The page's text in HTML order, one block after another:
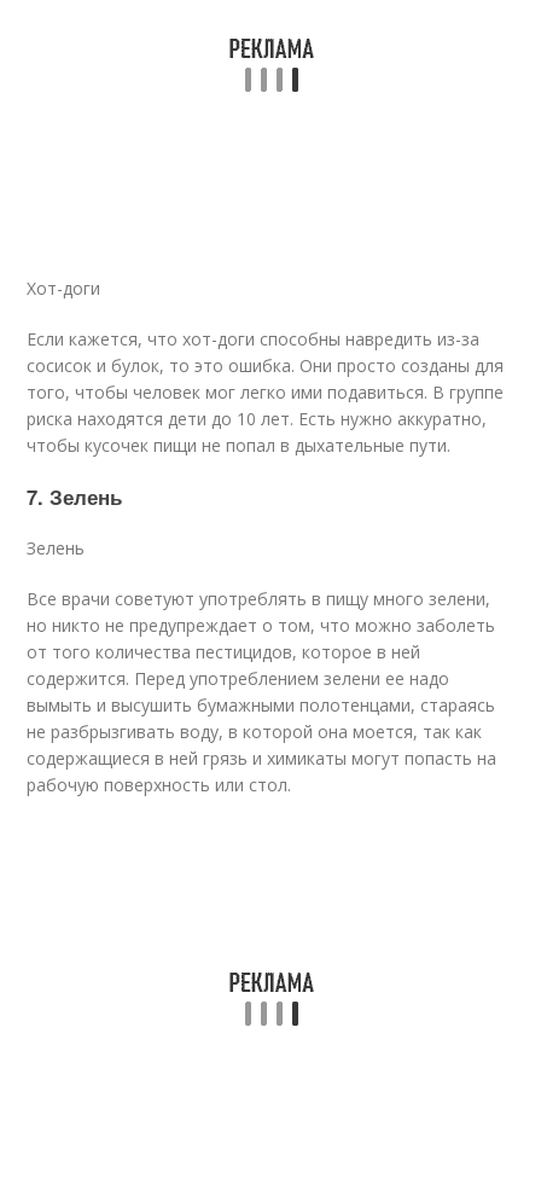
Хот-доги
Если кажется, что хот-доги способны навредить из-за
сосисок и булок, то это ошибка. Они просто созданы для
того, чтобы человек мог легко ими подавиться. В группе
риска находятся дети до 10 лет. Есть нужно аккуратно,
чтобы кусочек пищи не попал в дыхательные пути.
7. Зелень
Зелень
Все врачи советуют употреблять в пищу много зелени,
но никто не предупреждает о том, что можно заболеть
от того количества пестицидов, которое в ней
содержится. Перед употреблением зелени ее надо
вымыть и высушить бумажными полотенцами, стараясь
не разбрызгивать воду, в которой она моется, так как
содержащиеся в ней грязь и химикаты могут попасть на
рабочую поверхность или стол.